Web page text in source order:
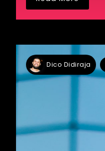
Dico Didiraja